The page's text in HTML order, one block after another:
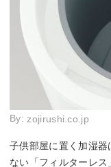
By: zojirushi.co.jp
子供部屋に置く加湿
ない「フィルターレ